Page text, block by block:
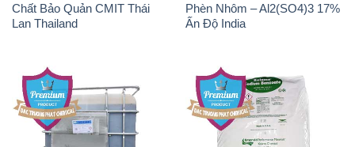
Chất Bảo Quản CMIT Thái
Lan Thailand
Phèn Nhôm – Al2(SO4)3 17%
Ấn Độ India